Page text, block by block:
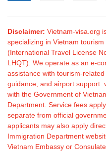
Disclaimer: Vietnam-visa.org
specializing in Vietnam
(International Travel License
LHQT). We operate as an e-
assistance with tourism-
guidance, and airport support.
with the Government of
Department. Service fees
separate from official
applicants may also apply
Immigration Department
Vietnam Embassy or